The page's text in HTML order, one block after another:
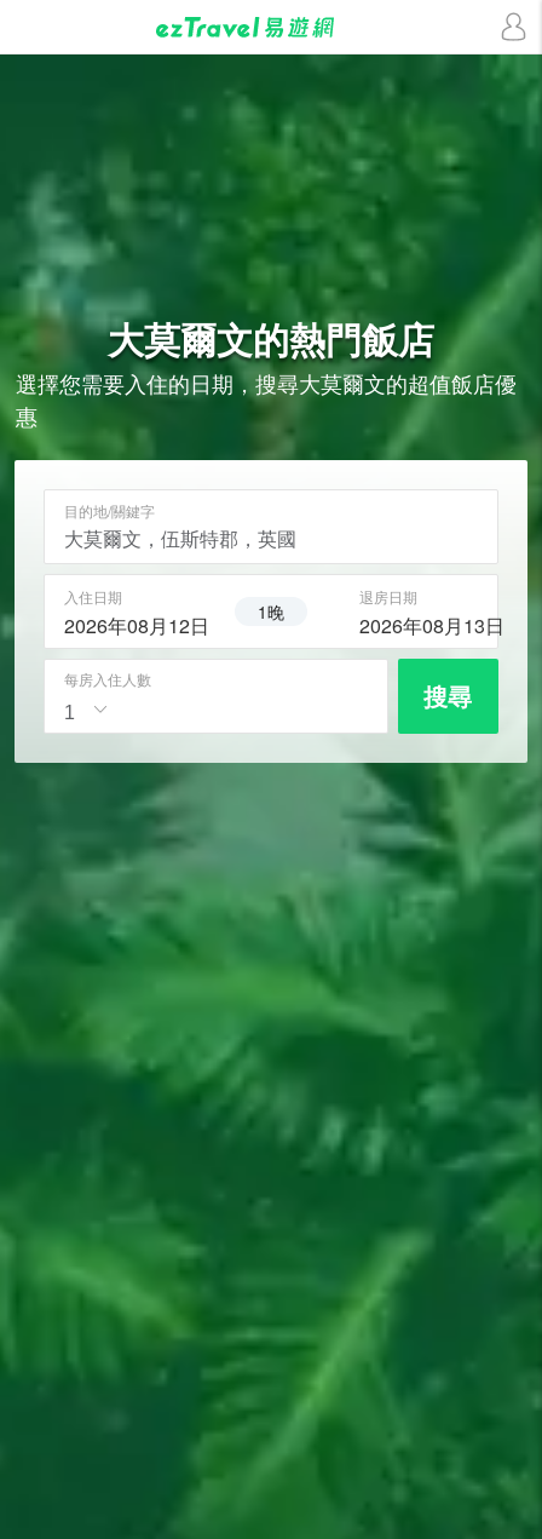
大莫爾文的熱門飯店
選擇您需要入住的日期，搜尋大莫爾文的超值飯店優
惠
目的地/關鍵字
入住日期
2026年08月12日 1晚
退房日期
2026年08月13日
每房入住人數 搜尋